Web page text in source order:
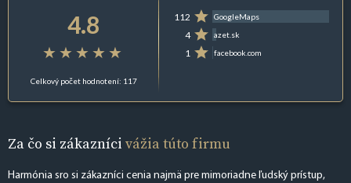
4.8
Celkový počet hodnotení: 117
112 GoogleMaps
4 azet.sk
1 facebook.com
Za čo si zákazníci vážia túto firmu
Harmónia sro si zákazníci cenia najmä pre mimoriadne ľudský prístup,